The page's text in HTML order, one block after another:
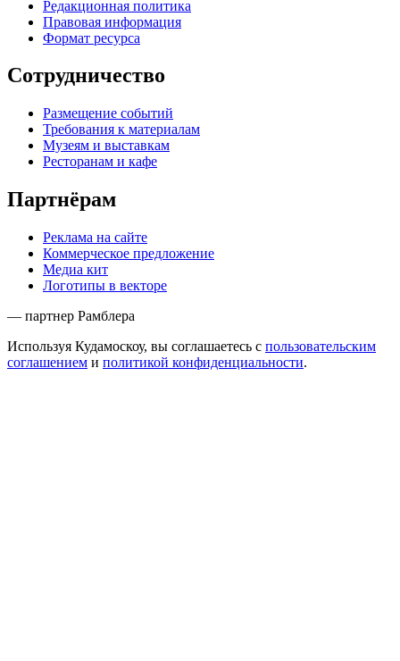
Редакционная политика
Правовая информация
Формат ресурса
Сотрудничество
Размещение событий
Требования к материалам
Музеям и выставкам
Ресторанам и кафе
Партнёрам
Реклама на сайте
Коммерческое предложение
Медиа кит
Логотипы в векторе
— партнер Рамблера
Используя Кудамоскоу, вы соглашаетесь с пользовательским
соглашением и политикой конфиденциальности.